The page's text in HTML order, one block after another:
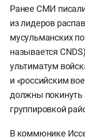
Ранее СМИ
из лидеров
мусульманских
называется
ультиматум
и «российским
должны
группировкой
В коммюнике